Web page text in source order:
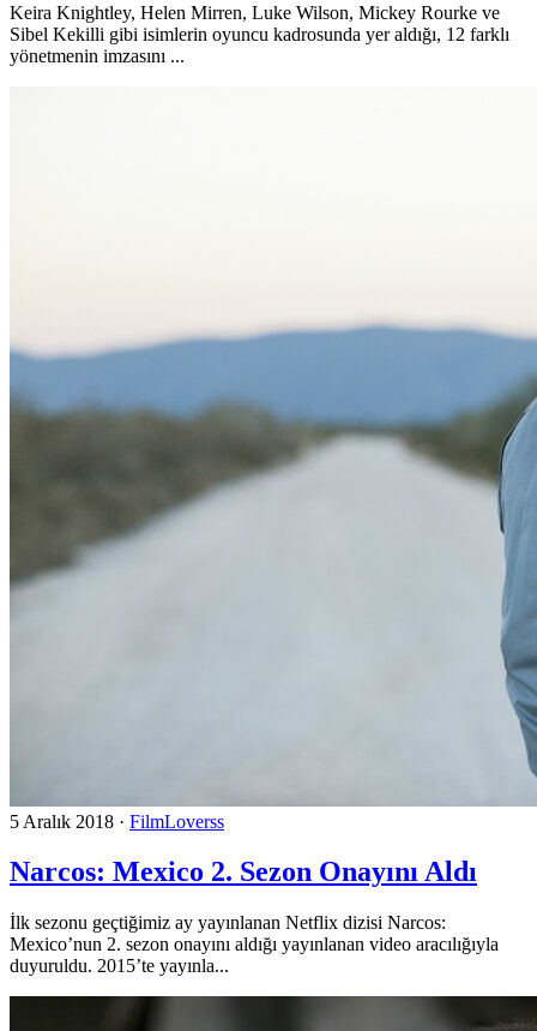
Keira Knightley, Helen Mirren, Luke Wilson, Mickey Rourke ve
Sibel Kekilli gibi isimlerin oyuncu kadrosunda yer aldığı, 12 farklı
yönetmenin imzasını ...
5 Aralık 2018 · FilmLoverss
Narcos: Mexico 2. Sezon Onayını Aldı
İlk sezonu geçtiğimiz ay yayınlanan Netflix dizisi Narcos:
Mexico’nun 2. sezon onayını aldığı yayınlanan video aracılığıyla
duyuruldu. 2015’te yayınla...